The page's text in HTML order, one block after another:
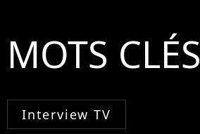
MOTS CLÉS
Interview TV